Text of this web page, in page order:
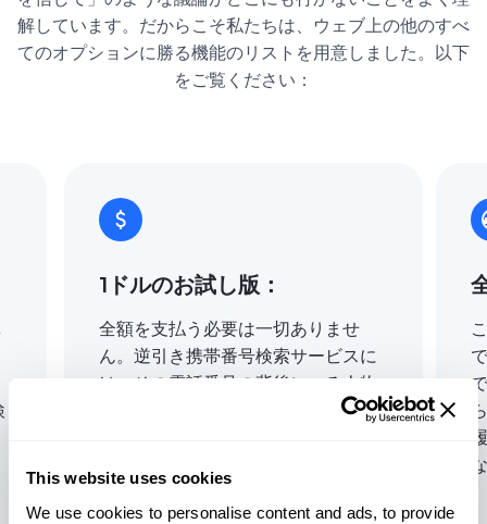
解しています。だからこそ私たちは、ウェブ上の他のすべ
てのオプションに勝る機能のリストを用意しました。以下
をご覧ください：
1ドルのお試し版：
全額を支払う必要は一切ありませ
ん。逆引き携帯番号検索サービスに
は、その電話番号の背後にいる人物
についてちょっとだけ調べたい場合
け便利で正確かを実感すれば、きっ
This website uses cookies
We use cookies to personalise content and ads, to provide